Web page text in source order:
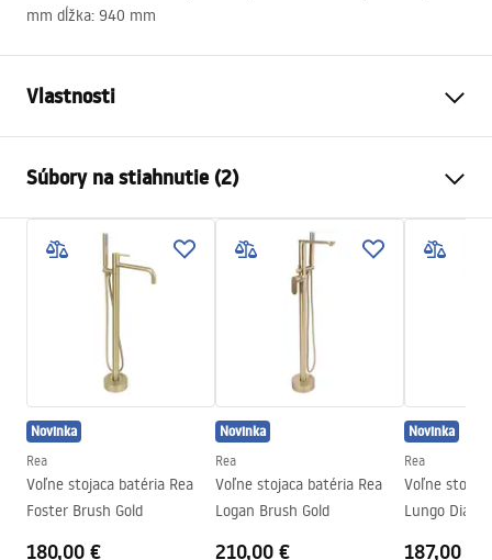
mm dĺžka: 940 mm
Vlastnosti
Spôsob montáže
Farba
Meď
Typ výtoku
Pevná
Nehrdzavejúca oceľ, Mosadz
mm
mm
Technológia povrchovej úpravy
Priemer pripojenia
15,5 mm
Záruka
Súbory na stiahnutie (2)
Záručné podmienky
Warranty_Terms_and_Conditions_Faucets_-_5.pdf
Pielęgnacja
Pielegnacja.pdf
Novinka
Rea
Voľne stojaca batéria Rea
Foster Brush Gold
180,00 €
Novinka
Rea
Voľne stojaca batéria Rea
Logan Brush Gold
210,00 €
Novinka
Rea
Voľne
Lungo
187,00 €